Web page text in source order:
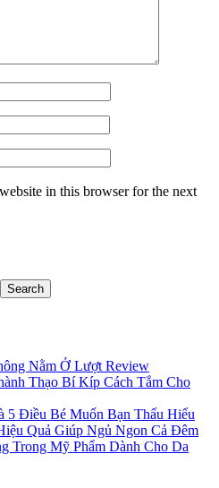
in this browser for the next
Search
Nằm Ở Lượt Review
Thạo Bí Kíp Cách Tắm Cho
5 Điều Bé Muốn Bạn Thấu Hiểu
Quả Giúp Ngủ Ngon Cả Đêm
Trong Mỹ Phẩm Dành Cho Da